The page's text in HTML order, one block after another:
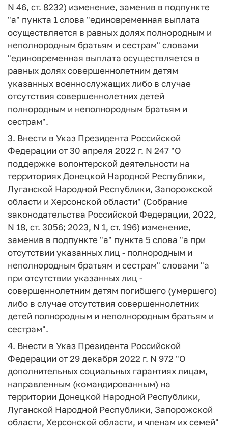
N 46, ст. 8232) изменение, заменив в подпункте
"а" пункта 1 слова "единовременная выплата
осуществляется в равных долях полнородным и
неполнородным братьям и сестрам" словами
"единовременная выплата осуществляется в
равных долях совершеннолетним детям
указанных военнослужащих либо в случае
отсутствия совершеннолетних детей
полнородным и неполнородным братьям и
сестрам".
3. Внести в Указ Президента Российской
Федерации от 30 апреля 2022 г. N 247 "О
поддержке волонтерской деятельности на
территориях Донецкой Народной Республики,
Луганской Народной Республики, Запорожской
области и Херсонской области" (Собрание
законодательства Российской Федерации, 2022,
N 18, ст. 3056; 2023, N 1, ст. 196) изменение,
заменив в подпункте "а" пункта 5 слова "а при
отсутствии указанных лиц - полнородным и
неполнородным братьям и сестрам" словами "а
при отсутствии указанных лиц -
совершеннолетним детям погибшего (умершего)
либо в случае отсутствия совершеннолетних
детей полнородным и неполнородным братьям и
сестрам".
4. Внести в Указ Президента Российской
Федерации от 29 декабря 2022 г. N 972 "О
дополнительных социальных гарантиях лицам,
направленным (командированным) на
территории Донецкой Народной Республики,
Луганской Народной Республики, Запорожской
области, Херсонской области, и членам их семей"